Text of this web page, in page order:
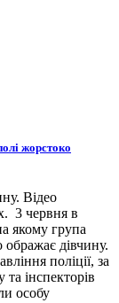
жорстоко
Відео
3 червня в
якому група
ображає дівчину.
поліції, за
інспекторів
особу